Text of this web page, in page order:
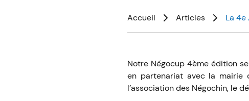
Accueil Articles La 4e
Notre Négocup 4ème édition
en partenariat avec la mairie
l’association des Négochin, le